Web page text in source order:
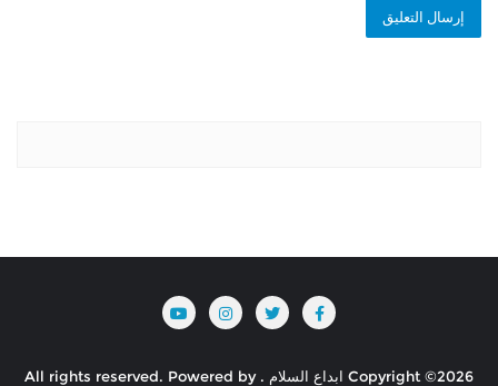
Copyright ©2026 ابداع السلام . All rights reserved. Powered by